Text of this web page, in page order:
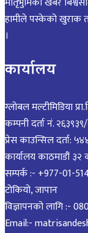
हामीले पस्केको खुराक
।
कार्यालय
ग्लोबल मल्टीमिडिया
कम्पनी दर्ता नं.
प्रेस काउन्सिल दर्ता:
कार्यालय काठमाडौं ३२
सम्पर्क :- +977-01-
टोकियो, जापान
विज्ञापनको लागि :-
Email:-